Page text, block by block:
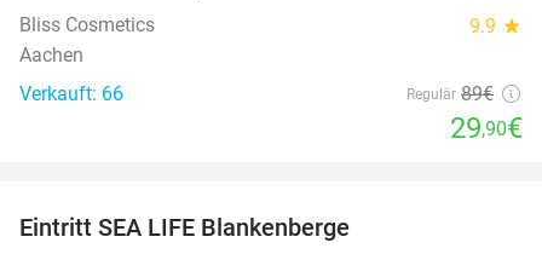
Bliss Cosmetics 9.9 star
Aachen
Verkauft: 66
Regulär 89€
29,90€
Eintritt SEA LIFE Blankenberge